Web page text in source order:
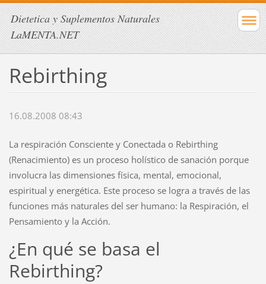
Dietetica y Suplementos Naturales
LaMENTA.NET
Rebirthing
16.08.2008 08:43
La respiración Consciente y Conectada o Rebirthing
(Renacimiento) es un proceso holístico de sanación porque
involucra las dimensiones física, mental, emocional,
espiritual y energética. Este proceso se logra a través de las
funciones más naturales del ser humano: la Respiración, el
Pensamiento y la Acción.
¿En qué se basa el
Rebirthing?